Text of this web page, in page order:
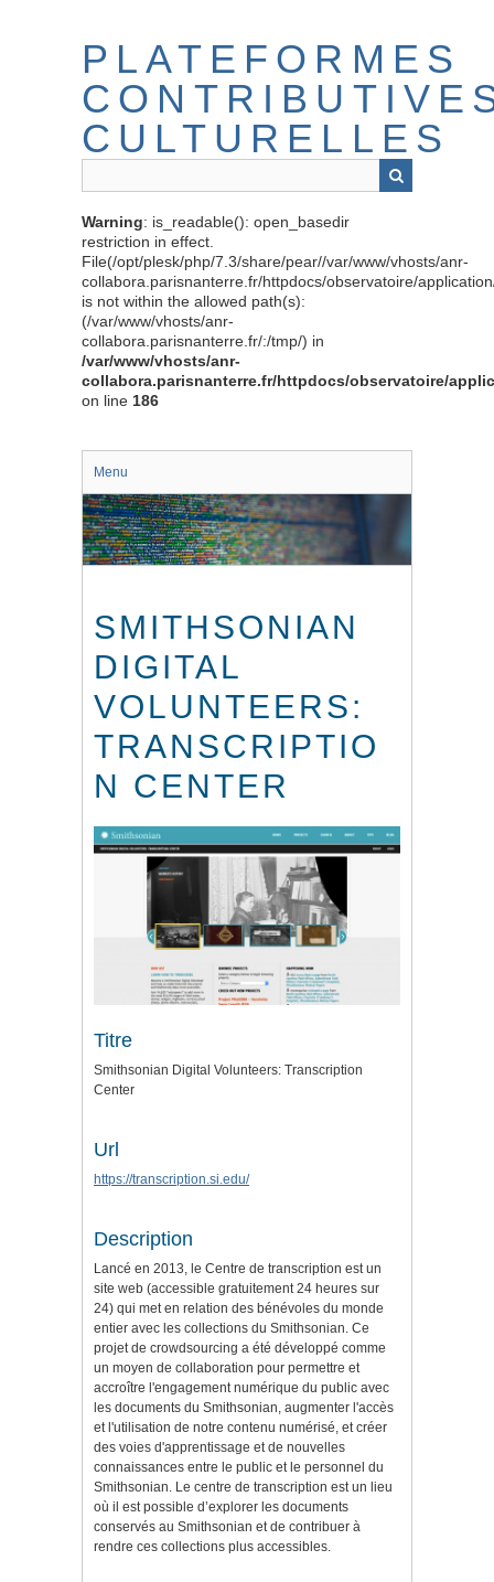
PLATEFORMES
CULTURELLES
Warning: is_readable(): open_basedir
restriction in effect.
File(/opt/plesk/php/7.3/share/pear//var/www/vhosts/anr-
collabora.parisnanterre.fr/httpdocs/observatoire/
is not within the allowed path(s):
(/var/www/vhosts/anr-
collabora.parisnanterre.fr/:/tmp/) in
/var/www/vhosts/anr-
collabora.parisnanterre.fr/httpdocs/observatoire/
on line 186
Menu
SMITHSONIAN
DIGITAL
VOLUNTEERS:
TRANSCRIPTIO
N CENTER
Titre
Smithsonian Digital Volunteers: Transcription
Center
Url
https://transcription.si.edu/
Description
Lancé en 2013, le Centre de transcription est un
site web (accessible gratuitement 24 heures sur
24) qui met en relation des bénévoles du monde
entier avec les collections du Smithsonian. Ce
projet de crowdsourcing a été développé comme
un moyen de collaboration pour permettre et
accroître l'engagement numérique du public avec
les documents du Smithsonian, augmenter l'accès
et l'utilisation de notre contenu numérisé, et créer
des voies d'apprentissage et de nouvelles
connaissances entre le public et le personnel du
Smithsonian. Le centre de transcription est un lieu
où il est possible d’explorer les documents
conservés au Smithsonian et de contribuer à
rendre ces collections plus accessibles.